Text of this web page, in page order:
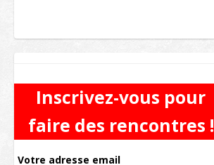
Inscrivez-vous pour
faire des rencontres !
Votre adresse email